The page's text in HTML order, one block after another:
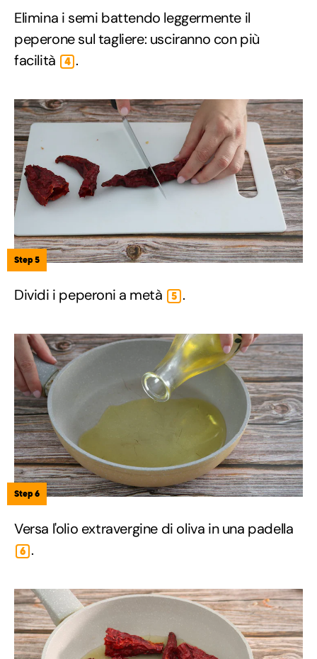
Elimina i semi battendo leggermente il
peperone sul tagliere: usciranno con più
facilità
4 .
Step 5
Dividi i peperoni a metà 5 .
Step 6
Versa l'olio extravergine di oliva in una padella
6 .